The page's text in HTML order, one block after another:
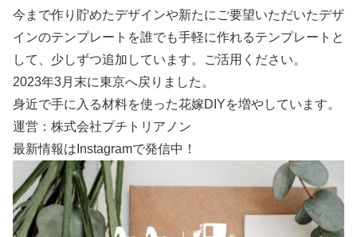
今まで作り貯めたデザインや新たにご要望いただいたデザ
インのテンプレートを誰でも手軽に作れるテンプレートと
して、少しずつ追加しています。ご活用ください。
2023年3月末に東京へ戻りました。
身近で手に入る材料を使った花嫁DIYを増やしています。
運営：株式会社プチトリアノン
最新情報はInstagramで発信中！